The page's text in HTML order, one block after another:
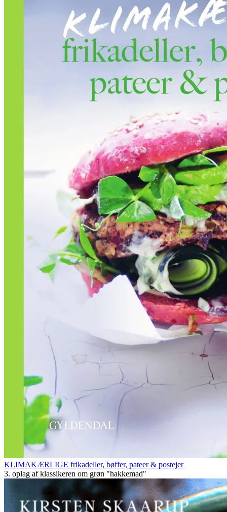
KLIMAKÆRLIGE frikadeller, bøffer, pateer & postejer
3. oplag af klassikeren om grøn "hakkemad"